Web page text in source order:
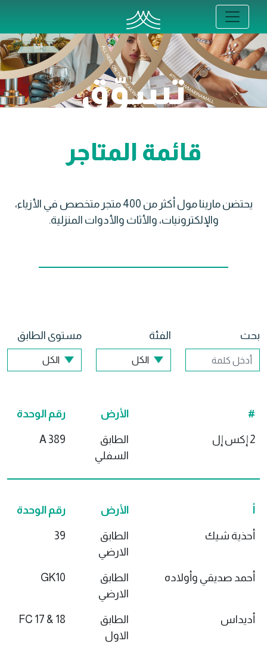
تسوّق
قائمة المتاجر
يحتضن مارينا مول أكثر من 400 متجر متخصص في الأزياء،
والإلكترونيات، والأثاث والأدوات المنزلية.
بحث الفئة مستوى الطابق
# الأرض رقم الوحدة
2 إكس إل
الطابق
السفلي
389 A
أ الأرض رقم الوحدة
أحذية شيك
الطابق
الارضي
39
أحمد صديقي وأولاده
الطابق
الارضي
GK10
أديداس
الطابق
الاول
FC 17 & 18